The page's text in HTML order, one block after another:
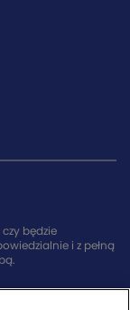
będzie
i z pełną